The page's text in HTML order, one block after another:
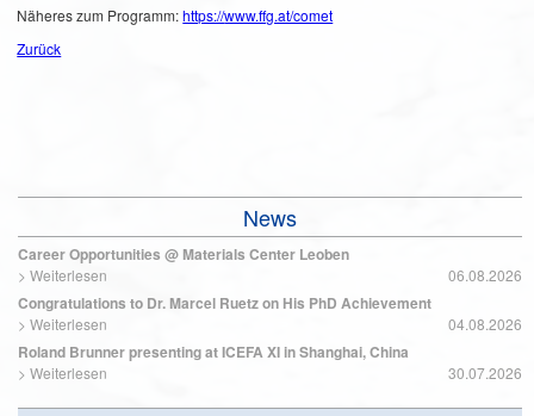
Näheres zum Programm:https://www.ffg.at/comet
Zurück
News
Career Opportunities @ Materials Center Leoben
> Weiterlesen 06.08.2026
Congratulations to Dr. Marcel Ruetz on His PhD Achievement
> Weiterlesen 04.08.2026
Roland Brunner presenting at ICEFA XI in Shanghai, China
> Weiterlesen 30.07.2026